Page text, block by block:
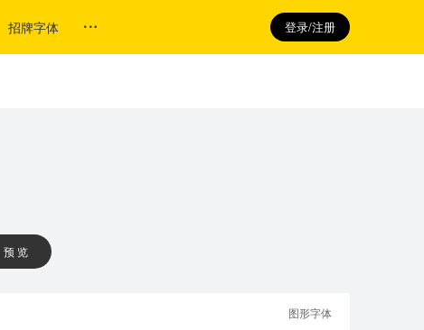
招牌字体 登录/注册
预 览
图形字体